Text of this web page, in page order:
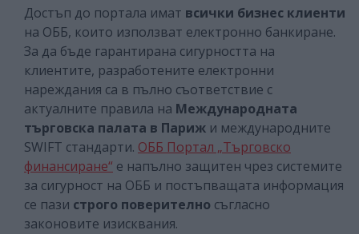
Достъп до портала имат всички бизнес клиенти
на ОББ, които използват електронно банкиране.
За да бъде гарантирана сигурността на
клиентите, разработените електронни
нареждания са в пълно съответствие с
актуалните правила на Международната
търговска палата в Париж и международните
SWIFT стандарти. ОББ Портал „Търговско
финансиране“ е напълно защитен чрез системите
за сигурност на ОББ и постъпващата информация
се пази строго поверително съгласно
законовите изисквания.